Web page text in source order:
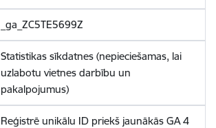
_ga_ZC5TE5699Z
Statistikas sīkdatnes (nepieciešamas, lai
uzlabotu vietnes darbību un
pakalpojumus)
Reģistrē unikālu ID priekš jaunākās GA 4